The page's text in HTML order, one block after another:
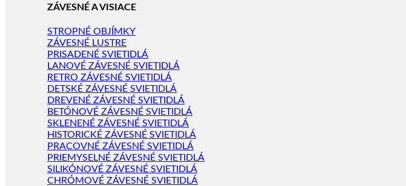
ZÁVESNÉ A VISIACE
STROPNÉ OBJÍMKY
ZÁVESNÉ LUSTRE
PRISADENÉ SVIETIDLÁ
LANOVÉ ZÁVESNÉ SVIETIDLÁ
RETRO ZÁVESNÉ SVIETIDLÁ
DETSKÉ ZÁVESNÉ SVIETIDLÁ
DREVENÉ ZÁVESNÉ SVIETIDLÁ
BETÓNOVÉ ZÁVESNÉ SVIETIDLÁ
SKLENENÉ ZÁVESNÉ SVIETIDLÁ
HISTORICKÉ ZÁVESNÉ SVIETIDLÁ
PRACOVNÉ ZÁVESNÉ SVIETIDLÁ
PRIEMYSELNÉ ZÁVESNÉ SVIETIDLÁ
SILIKÓNOVÉ ZÁVESNÉ SVIETIDLÁ
CHRÓMOVÉ ZÁVESNÉ SVIETIDLÁ